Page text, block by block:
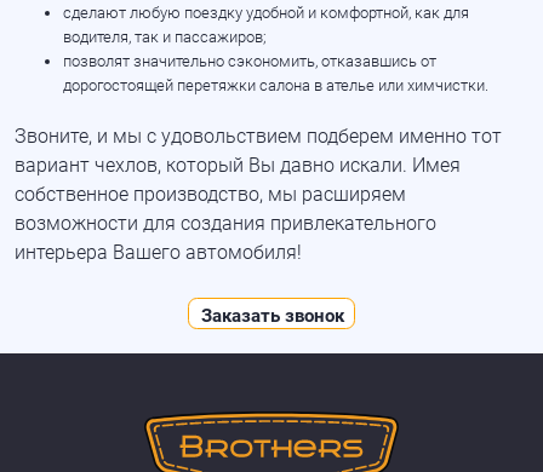
сделают любую поездку удобной и комфортной, как для
водителя, так и пассажиров;
позволят значительно сэкономить, отказавшись от
дорогостоящей перетяжки салона в ателье или химчистки.
Звоните, и мы с удовольствием подберем именно тот
вариант чехлов, который Вы давно искали. Имея
собственное производство, мы расширяем
возможности для создания привлекательного
интерьера Вашего автомобиля!
Заказать звонок